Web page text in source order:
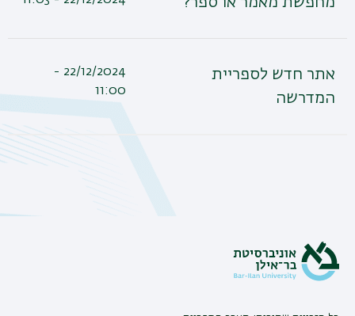
אתר חדש לספריית
המדרשה
22/12/2024 -
11:00